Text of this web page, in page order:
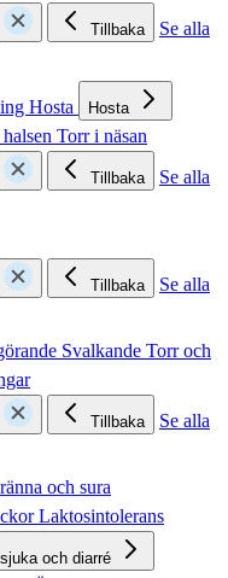
Tillbaka
Se alla
Hosta Hosta
Torr i näsan
Tillbaka
Se alla
Tillbaka
Se alla
Svalkande Torr och
Tillbaka
Se alla
och sura
Laktosintolerans
och diarré